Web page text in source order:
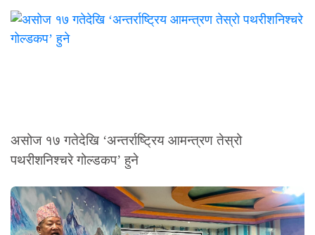
असोज १७ गतेदेखि ‘अन्तर्राष्ट्रिय आमन्त्रण तेस्रो
पथरीशनिश्चरे गोल्डकप’ हुने